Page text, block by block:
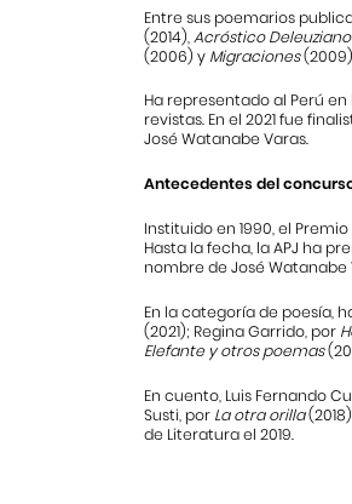
Entre sus poemarios
(2014),Acróstico Deleuziano
(2006) y Migraciones
Ha representado al Perú
revistas. En el 2021 fue
José Watanabe Varas.
Antecedentes del
Instituido en 1990, el
Hasta la fecha, la APJ ha
nombre de José
En la categoría de poesía,
(2021); Regina Garrido, por
Elefante y otros poemas
En cuento, Luis Fernando
Susti, por La otra orilla
de Literatura el 2019.